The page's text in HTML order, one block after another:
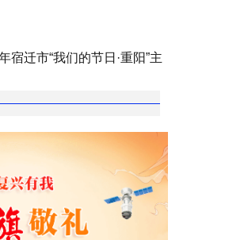
宿迁市“我们的节日·重阳”主